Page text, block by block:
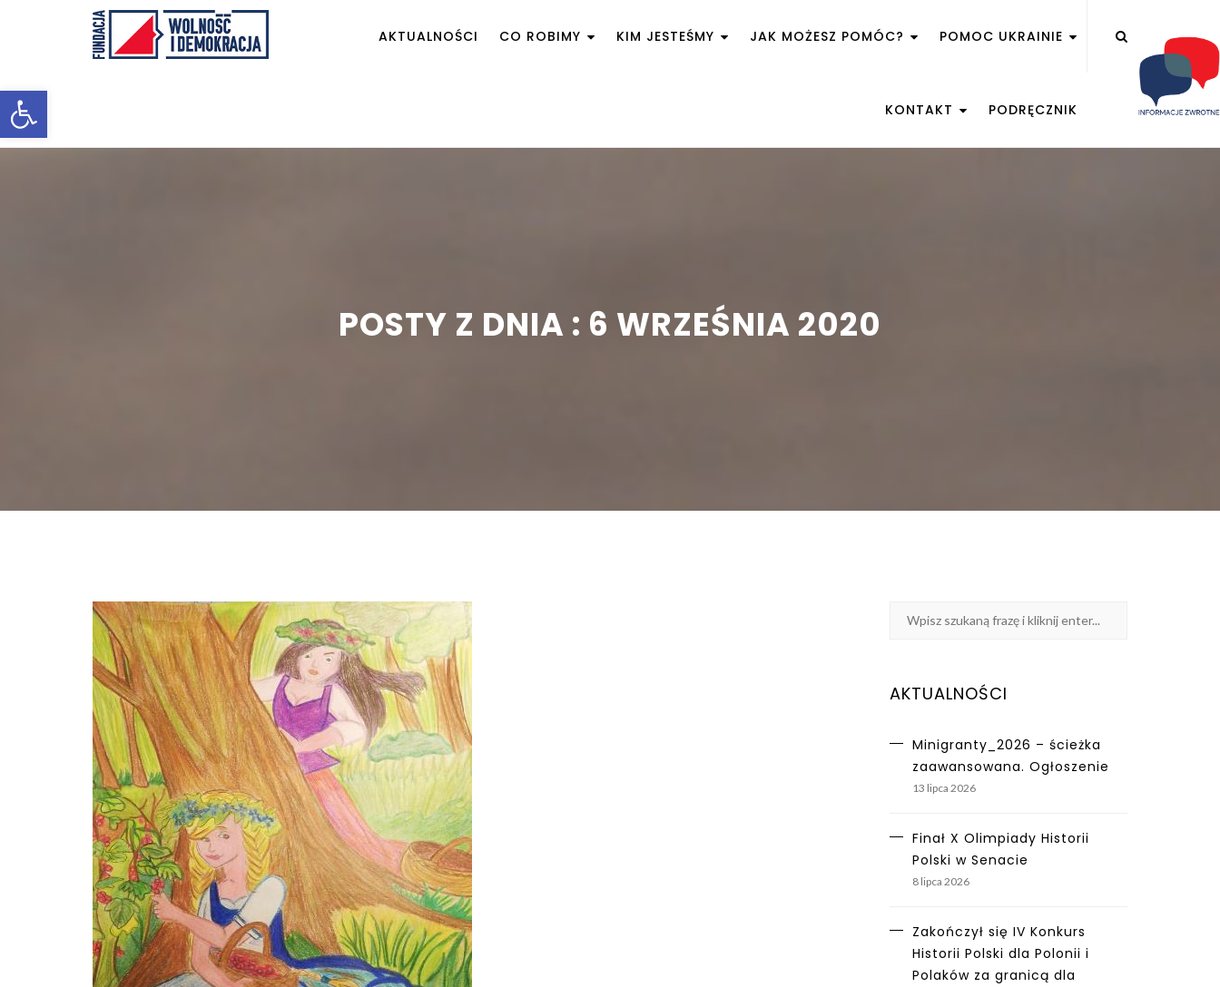
Otwórz pasek narzędzi
AKTUALNOŚCI CO ROBIMY KIM JESTEŚMY JAK MOŻESZ POMÓC? POMOC UKRAINIE
KONTAKT PODRĘCZNIK
POSTY Z DNIA : 6 WRZEŚNIA 2020
AKTUALNOŚCI
Minigranty_2026 – ścieżka
zaawansowana. Ogłoszenie
13 lipca 2026
Finał X Olimpiady Historii
Polski w Senacie
8 lipca 2026
Zakończył się IV Konkurs
Historii Polski dla Polonii i
Polaków za granicą dla